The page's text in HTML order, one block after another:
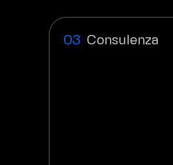
Consulenza